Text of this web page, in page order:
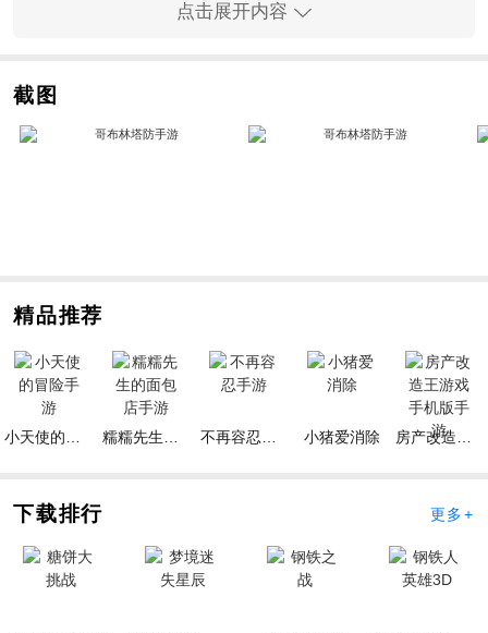
手游亮点
1、史诗般的战争随时开始。要掌握好这一计划,设计好对
手游优势
上的酷炫战斗过程；
2、创新和多样化的设计要求玩家不断学习攻击从地下入
侵的敌人的技能；
更多好玩实用的手游，请持续关注
点击展开内容
截图
精品推荐
小天使的冒险手游 糯糯先生的面包店手游 不再容忍手游 小猪爱消除 房产改造王游戏手机版手游
下载排行 更多+